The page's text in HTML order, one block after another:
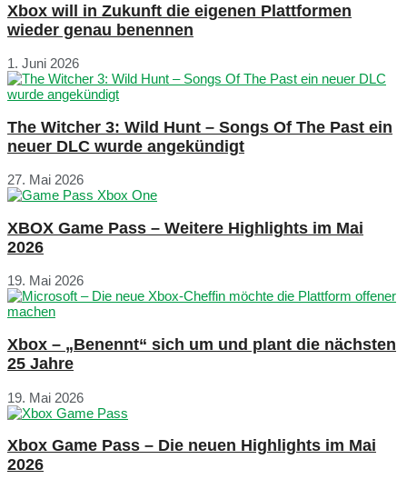
Xbox will in Zukunft die eigenen Plattformen
wieder genau benennen
1. Juni 2026
The Witcher 3: Wild Hunt – Songs Of The Past ein
neuer DLC wurde angekündigt
27. Mai 2026
XBOX Game Pass – Weitere Highlights im Mai
2026
19. Mai 2026
Xbox – „Benennt“ sich um und plant die nächsten
25 Jahre
19. Mai 2026
Xbox Game Pass – Die neuen Highlights im Mai
2026